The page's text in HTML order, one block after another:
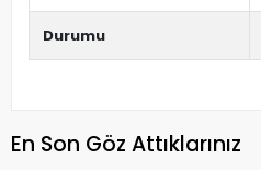
Durumu
En Son Göz Attıklarınız